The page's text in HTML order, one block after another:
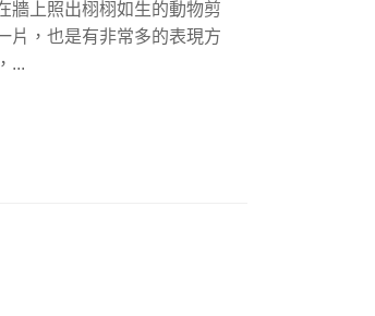
牆上照出栩栩如生的動物剪
片，也是有非常多的表現方
...